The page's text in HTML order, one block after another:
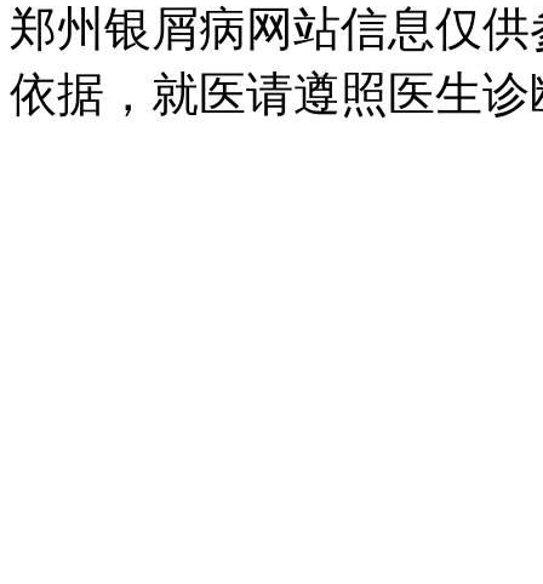
郑州银屑病网站信息仅
依据，就医请遵照医生诊